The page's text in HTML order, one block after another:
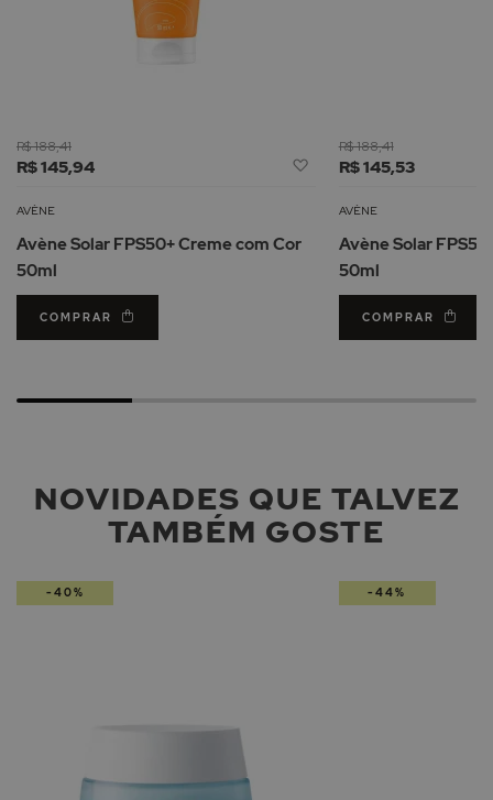
R$ 145,94
R$ 188,41
Adicionar
Lista
Desejos
AVÈNE
Avène Solar FPS50+ Creme com Cor
50ml
COMPRAR
R$ 145,53
R$ 188,41
AVÈNE
Avène Solar
50ml
COMPRAR
NOVIDADES QUE TALVEZ
TAMBÉM GOSTE
-40% -44%